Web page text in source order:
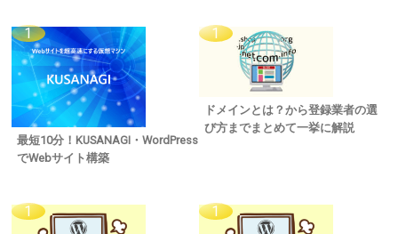
最短10分！KUSANAGI・WordPress
でWebサイト構築
ドメインとは？から登録業者の選
び方までまとめて一挙に解説